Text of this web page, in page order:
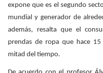
expone que es el segundo
mundial y generador de
además, resalta que el
prendas de ropa que hace
mitad del tiempo.